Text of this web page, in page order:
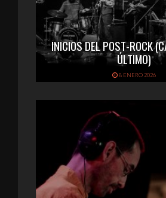
INICIOS DEL POST-ROCK
ÚLTIMO)
8 ENERO 2026